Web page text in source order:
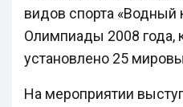
видов спорта «Водный
Олимпиады 2008 года,
установлено 25
На мероприятии